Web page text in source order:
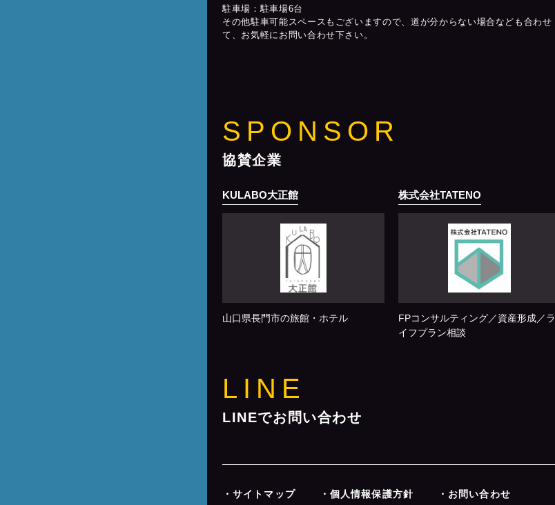
駐車場：駐車場6台
その他駐車可能スペースもございますので、道が分からない場合なども合わせ
て、お気軽にお問い合わせ下さい。
SPONSOR
協賛企業
KULABO大正館
山口県長門市の旅館・ホテル
株式会社TATENO
FPコンサルティング／資産形成／ラ
イフプラン相談
LINE
LINEでお問い合わせ
・サイトマップ ・個人情報保護方針 ・お問い合わせ